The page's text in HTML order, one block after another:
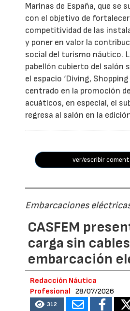
Marinas de España, que se
con el objetivo de
competitividad de las
y poner en valor la
social del turismo náutico.
pabellón cubierto del salón
el espacio ‘Diving,
centrado en la promoción
acuáticos, en especial, el
regresa al salón en la
ver/escribir
Embarcaciones
CASFEM
carga sin
embarcación
Redacción Náutica
Profesional
28/07/2026
312